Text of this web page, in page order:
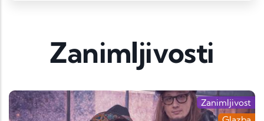
Zanimljivosti
Zanimljivost